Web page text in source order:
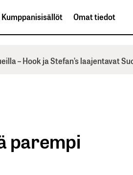
Kumppanisisällöt Omat tiedot
– Hook ja Stefan’s laajentavat
parempi